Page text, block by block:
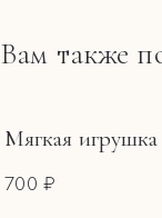
Все тарифы и зоны
Держите букет
Меняйте воду
Вам также
Мягкая
700 ₽